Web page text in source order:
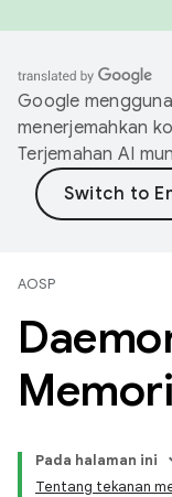
Google
menerjemahkan
Terjemahan AI
AOSP
Pada halaman ini
Tentang tekanan